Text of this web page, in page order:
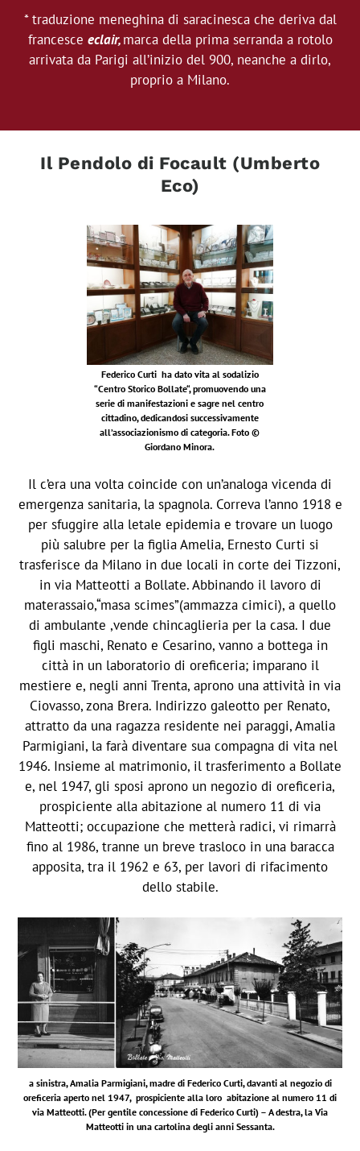
* traduzione meneghina di saracinesca che deriva dal
francesce eclair,marca della prima serranda a rotolo
arrivata da Parigi all’inizio del 900, neanche a dirlo,
proprio a Milano.
Il Pendolo di Focault (Umberto
Eco)
Federico Curti ha dato vita al sodalizio
“Centro Storico Bollate“, promuovendo una
serie di manifestazioni e sagre nel centro
cittadino, dedicandosi successivamente
all’associazionismo di categoria. Foto ©
Giordano Minora.
Il c’era una volta coincide con un’analoga vicenda di
emergenza sanitaria, la spagnola. Correva l’anno 1918 e
per sfuggire alla letale epidemia e trovare un luogo
più salubre per la figlia Amelia, Ernesto Curti si
trasferisce da Milano in due locali in corte dei Tizzoni,
in via Matteotti a Bollate. Abbinando il lavoro di
materassaio,“masa scimes”(ammazza cimici), a quello
di ambulante ,vende chincaglieria per la casa. I due
figli maschi, Renato e Cesarino, vanno a bottega in
città in un laboratorio di oreficeria; imparano il
mestiere e, negli anni Trenta, aprono una attività in via
Ciovasso, zona Brera. Indirizzo galeotto per Renato,
attratto da una ragazza residente nei paraggi, Amalia
Parmigiani, la farà diventare sua compagna di vita nel
1946. Insieme al matrimonio, il trasferimento a Bollate
e, nel 1947, gli sposi aprono un negozio di oreficeria,
prospiciente alla abitazione al numero 11 di via
Matteotti; occupazione che metterà radici, vi rimarrà
fino al 1986, tranne un breve trasloco in una baracca
apposita, tra il 1962 e 63, per lavori di rifacimento
dello stabile.
a sinistra, Amalia Parmigiani, madre di Federico Curti, davanti al negozio di
oreficeria aperto nel 1947, prospiciente alla loro abitazione al numero 11 di
via Matteotti. (Per gentile concessione di Federico Curti) – A destra, la Via
Matteotti in una cartolina degli anni Sessanta.